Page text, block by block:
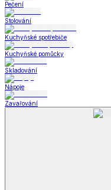
Pečení
Stolování
Kuchyňské spotřebiče
Kuchyňské pomůcky
Skladování
Nápoje
Zavařování